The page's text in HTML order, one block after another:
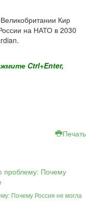
Кир
на НАТО в 2030
Ctrl+Enter,
Печать
Почему Россия не могла